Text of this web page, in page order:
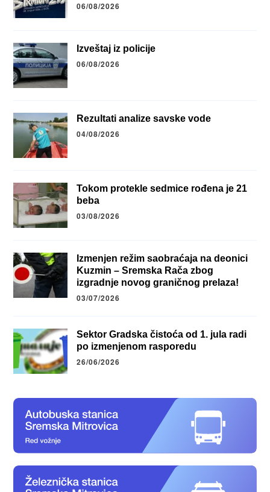
06/08/2026
Izveštaj iz policije
06/08/2026
Rezultati analize savske vode
04/08/2026
Tokom protekle sedmice rođena je 21
beba
03/08/2026
Izmenjen režim saobraćaja na deonici
Kuzmin – Sremska Rača zbog
izgradnje novog graničnog prelaza!
03/07/2026
Sektor Gradska čistoća od 1. jula radi
po izmenjenom rasporedu
26/06/2026